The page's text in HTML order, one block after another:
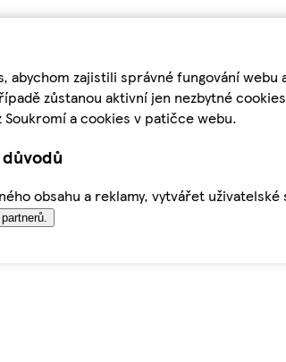
abychom zajistili správné fungování
zůstanou aktivní jen nezbytné
Soukromí a cookies v patičce webu.
obsahu a reklamy, vytvářet